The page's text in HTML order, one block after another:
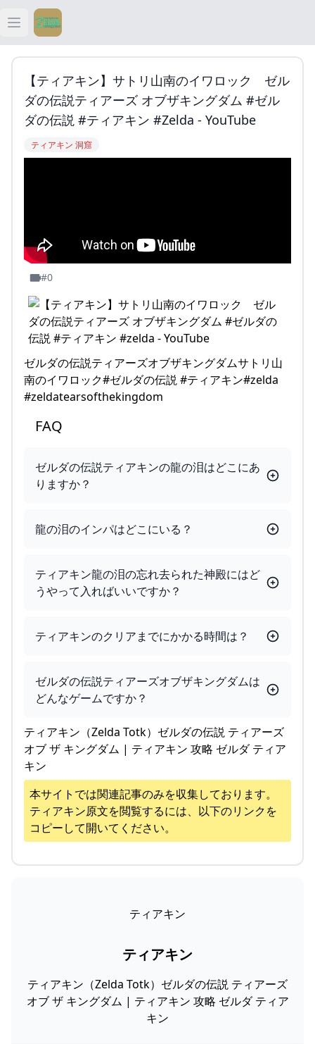
Open main menu
ティアキン
ティアキン 祠
ティアキン 武器
【ティアキン】サトリ山南のイワロック ゼル
ダの伝説ティアーズ オブザキングダム #ゼル
ダの伝説 #ティアキン #zelda - YouTube
ティアキン 洞窟
#0
ゼルダの伝説ティアーズオブザキングダムサトリ山
南のイワロック#ゼルダの伝説 #ティアキン#zelda
#zeldatearsofthekingdom
FAQ
ゼルダの伝説ティアキンの龍の泪はどこにあ
りますか？
龍の泪のインパはどこにいる？
ティアキン龍の泪の忘れ去られた神殿にはど
うやって入ればいいですか？
ティアキンのクリアまでにかかる時間は？
ゼルダの伝説ティアーズオブザキングダムは
どんなゲームですか？
ティアキン（Zelda Totk）ゼルダの伝説 ティアーズ
オブ ザ キングダム | ティアキン 攻略 ゼルダ ティア
キン
本サイトでは関連記事のみを収集しております。
ティアキン原文を閲覧するには、以下のリンクを
コピーして開いてください。
ティアキン
ティアキン
ティアキン（Zelda Totk）ゼルダの伝説 ティアーズ
オブ ザ キングダム | ティアキン 攻略 ゼルダ ティア
キン